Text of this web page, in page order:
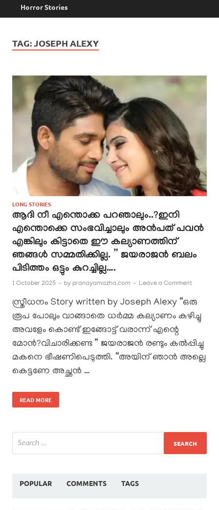
Horror Stories
TAG:JOSEPH ALEXY
LONG STORIES
ആദി നീ എന്തൊക്ക പറഞാലും..?ഇനി
എന്തൊക്കെ സംഭവിച്ചാലും അൻപത് പവൻ
എങ്കിലും കിട്ടാതെ ഈ കല്യാണത്തിന്
ഞങ്ങൾ സമ്മതിക്കില്ല. ” ജയരാജൻ ബലം
പിടിത്തം ഒട്ടും കുറച്ചില്ല….
1 October 2025 - by pranayamazha.com - Leave a Comment
സ്ത്രീധനം Story written by Joseph Alexy “ഒരു
രൂപ പോലും വാങ്ങാതെ ധർമ്മ കല്യാണം കഴിച്ചു
അവളേം കൊണ്ട് ഇങ്ങോട്ട് വരാന്ന് എന്റെ
മോൻ?വിചാരിക്കണ്ട ” ജയരാജൻ രണ്ടും കൽപ്പിച്ചു
മകനെ ഭീഷണിപെടുത്തി. “അയിന് ഞാൻ അല്ലെ
കെട്ടണേ അച്ഛൻ …
READ MORE
POPULAR COMMENTS TAGS